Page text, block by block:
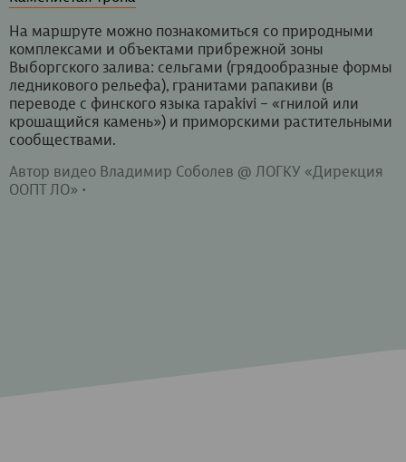
На маршруте можно познакомиться со природными
комплексами и объектами прибрежной зоны
Выборгского залива: сельгами (грядообразные формы
ледникового рельефа), гранитами рапакиви (в
переводе с финского языка rapakivi – «гнилой или
крошащийся камень») и приморскими растительными
сообществами.
Автор видео Владимир Соболев @ ЛОГКУ «Дирекция
ООПТ ЛО» •